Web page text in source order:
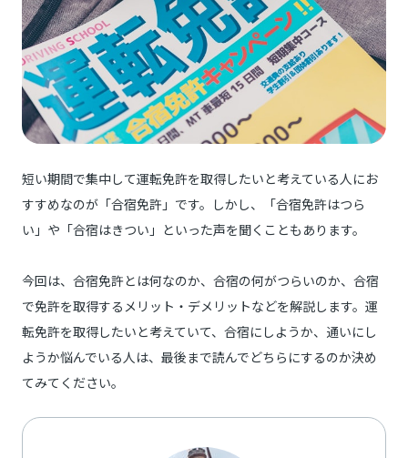
短い期間で集中して運転免許を取得したいと考えている人にお
すすめなのが「合宿免許」です。しかし、「合宿免許はつら
い」や「合宿はきつい」といった声を聞くこともあります。
今回は、合宿免許とは何なのか、合宿の何がつらいのか、合宿
で免許を取得するメリット・デメリットなどを解説します。運
転免許を取得したいと考えていて、合宿にしようか、通いにし
ようか悩んでいる人は、最後まで読んでどちらにするのか決め
てみてください。